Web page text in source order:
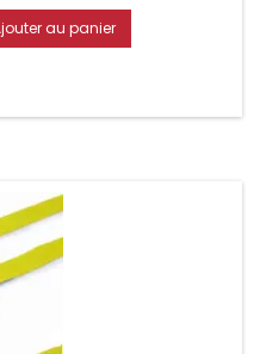
Matière polyester très
de températures,
au panier